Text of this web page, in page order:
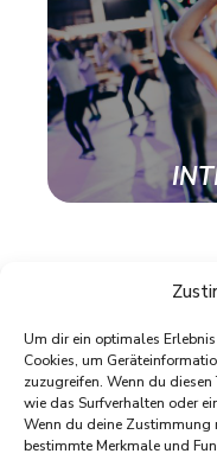
Um dir ein optimales
Cookies, um
zuzugreifen. Wenn du
wie das Surfverhalten oder
Wenn du deine Zustimmung
bestimmte Merkmale und